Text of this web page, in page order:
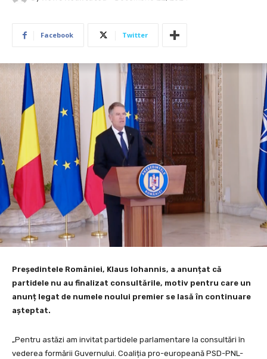
Facebook Twitter
Președintele României, Klaus Iohannis, a anunțat că
partidele nu au finalizat consultările, motiv pentru care un
anunț legat de numele noului premier se lasă în continuare
așteptat.
„Pentru astăzi am invitat partidele parlamentare la consultări în
vederea formării Guvernului. Coaliția pro-europeană PSD-PNL-